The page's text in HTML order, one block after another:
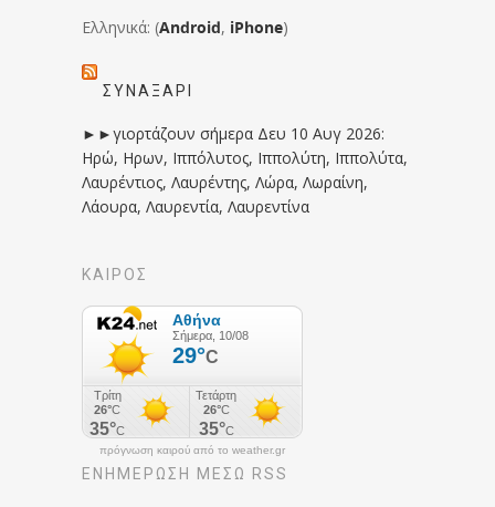
Ελληνικά: (Android, iPhone)
ΣΥΝΑΞΆΡΙ
►►γιορτάζουν σήμερα Δευ 10 Αυγ 2026:
Ηρώ, Ηρων, Ιππόλυτος, Ιππολύτη, Ιππολύτα,
Λαυρέντιος, Λαυρέντης, Λώρα, Λωραίνη,
Λάουρα, Λαυρεντία, Λαυρεντίνα
ΚΑΙΡΟΣ
πρόγνωση καιρού από το weather.gr
ΕΝΗΜΈΡΩΣΉ ΜΕΣΩ RSS